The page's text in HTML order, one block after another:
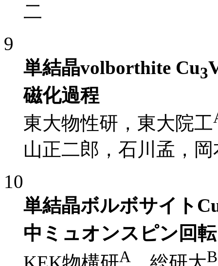
二
9
単結晶volborthite Cu3
磁化過程
東大物性研，東大院工
山正二郎，石川孟，
10
単結晶ボルボサイト
中ミュオンスピン回
A B